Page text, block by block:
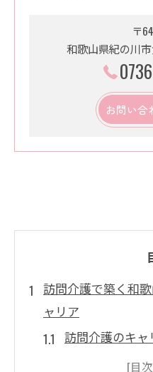
〒
和歌山県紀の川
お問い合
訪問介護で築く和
ャリア
訪問介護のキャ
地域密着型の